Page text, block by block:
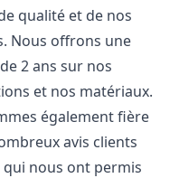
qualité et de nos
Nous offrons une
2 ans sur nos
et nos matériaux.
également fière
avis clients
nous ont permis